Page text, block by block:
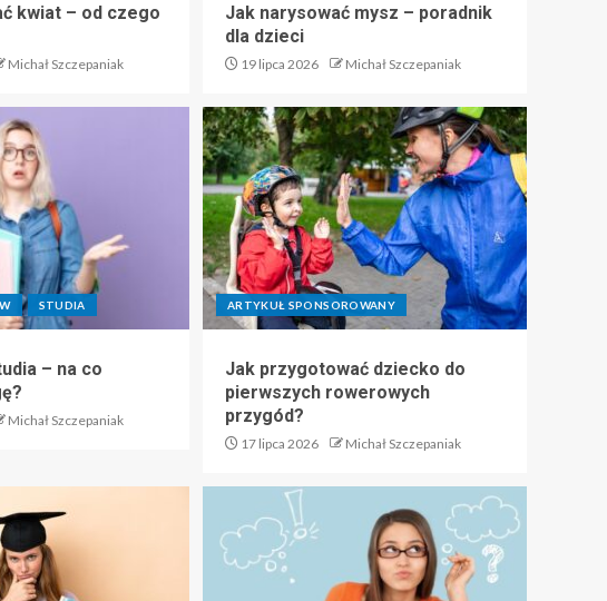
kwiat – od czego
Michał Szczepaniak
Jak narysować mysz – poradnik
dla dzieci
19 lipca 2026 Michał Szczepaniak
STUDIA
– na co
Michał Szczepaniak
ARTYKUŁ SPONSOROWANY
Jak przygotować dziecko do
pierwszych rowerowych
przygód?
17 lipca 2026 Michał Szczepaniak